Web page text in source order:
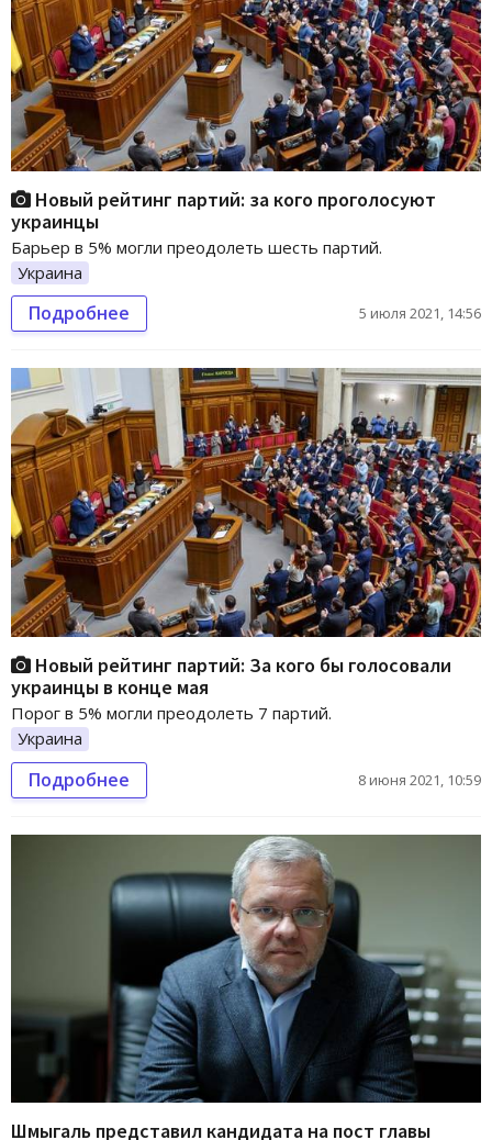
Новый рейтинг партий: за кого проголосуют
украинцы
Барьер в 5% могли преодолеть шесть партий.
Украина
Подробнее 5 июля 2021, 14:56
Новый рейтинг партий: За кого бы голосовали
украинцы в конце мая
Порог в 5% могли преодолеть 7 партий.
Украина
Подробнее 8 июня 2021, 10:59
Шмыгаль представил кандидата на пост главы